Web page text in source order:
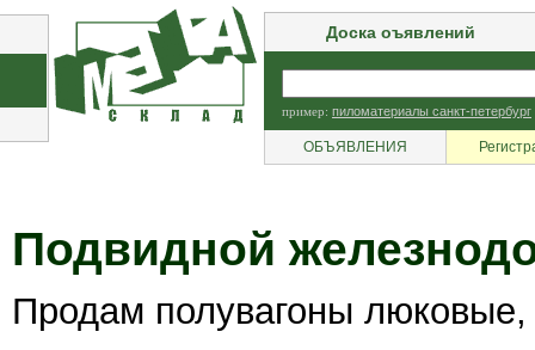
Доска оъявлений
пример: пиломатериалы санкт-петербург
ОБЪЯВЛЕНИЯ
Подвидной
Продам полувагоны